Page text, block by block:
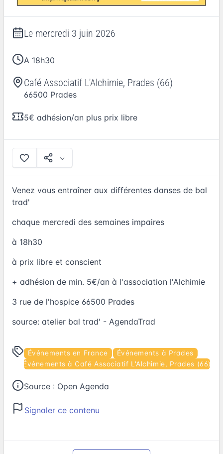
Le mercredi 3 juin 2026
A 18h30
Café Associatif L'Alchimie, Prades (66)
66500 Prades
5€ adhésion/an plus prix libre
Venez vous entraîner aux différentes danses de bal
trad'
chaque mercredi des semaines impaires
à 18h30
à prix libre et conscient
+ adhésion de min. 5€/an à l'association l'Alchimie
3 rue de l'hospice 66500 Prades
source: atelier bal trad' - AgendaTrad
Événements en France
Événements à Prades
Événements à Café Associatif L'Alchimie, Prades (66)
Source : Open Agenda
Signaler ce contenu